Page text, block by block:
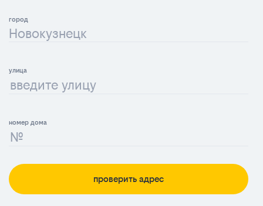
Новокузнецк
проверить адрес